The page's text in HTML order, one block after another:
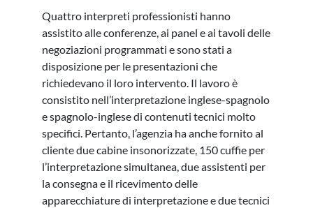
Quattro interpreti professionisti hanno
assistito alle conferenze, ai panel e ai tavoli delle
negoziazioni programmati e sono stati a
disposizione per le presentazioni che
richiedevano il loro intervento. Il lavoro è
consistito nell’interpretazione inglese-spagnolo
e spagnolo-inglese di contenuti tecnici molto
specifici. Pertanto, l’agenzia ha anche fornito al
cliente due cabine insonorizzate, 150 cuffie per
l’interpretazione simultanea, due assistenti per
la consegna e il ricevimento delle
apparecchiature di interpretazione e due tecnici